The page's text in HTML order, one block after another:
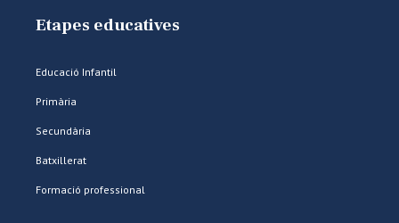
Etapes educatives
Educació Infantil
Primària
Secundària
Batxillerat
Formació professional